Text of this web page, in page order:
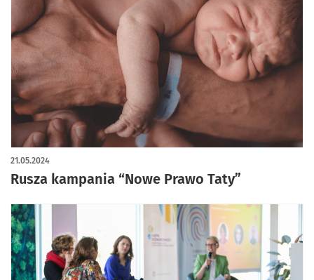
Rusza kampania “Nowe Prawo Taty”
21.05.2024